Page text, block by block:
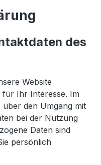
des
Website
für Ihr Interesse. Im
den Umgang mit
bei der Nutzung
Daten sind
persönlich